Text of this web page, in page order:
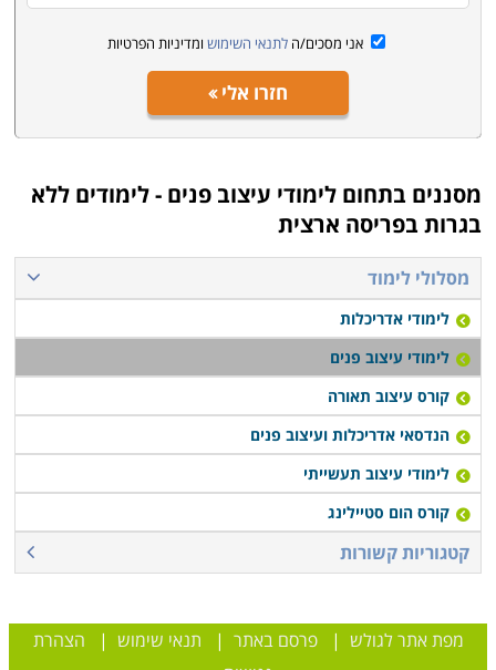
אני מסכים/ה לתנאי השימוש ומדיניות הפרטיות
חזרו אלי
מסננים בתחום לימודי עיצוב פנים - לימודים ללא
בגרות בפריסה ארצית
מסלולי לימוד
לימודי אדריכלות
לימודי עיצוב פנים
קורס עיצוב תאורה
הנדסאי אדריכלות ועיצוב פנים
לימודי עיצוב תעשייתי
קורס הום סטיילינג
קטגוריות קשורות
מפת אתר לגולש |פרסם באתר | תנאי שימוש | הצהרת